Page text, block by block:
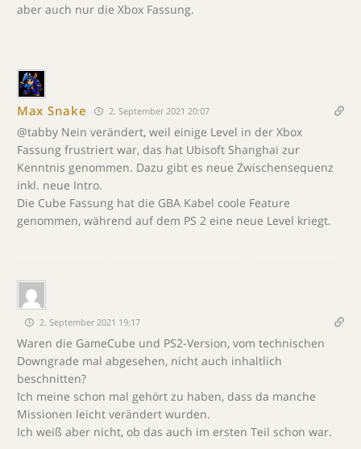
aber auch nur die Xbox Fassung.
Max Snake 2. September 2021 20:07
@tabby Nein verändert, weil einige Level in der Xbox
Fassung frustriert war, das hat Ubisoft Shanghai zur
Kenntnis genommen. Dazu gibt es neue Zwischensequenz
inkl. neue Intro.
Die Cube Fassung hat die GBA Kabel coole Feature
genommen, während auf dem PS 2 eine neue Level kriegt.
2. September 2021 19:17
Waren die GameCube und PS2-Version, vom technischen
Downgrade mal abgesehen, nicht auch inhaltlich
beschnitten?
Ich meine schon mal gehört zu haben, dass da manche
Missionen leicht verändert wurden.
Ich weiß aber nicht, ob das auch im ersten Teil schon war.